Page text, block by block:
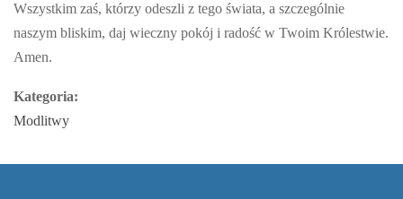
Wszystkim zaś, którzy odeszli z tego świata, a szczególnie
naszym bliskim, daj wieczny pokój i radość w Twoim Królestwie.
Amen.
Kategoria:
Modlitwy